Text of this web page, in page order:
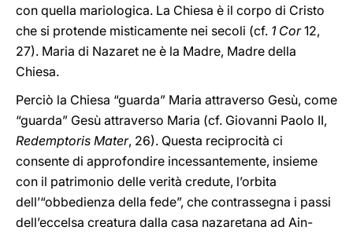
con quella mariologica. La Chiesa è il corpo di Cristo
che si protende misticamente nei secoli (cf. 1 Cor12,
27). Maria di Nazaret ne è la Madre, Madre della
Chiesa.
Perciò la Chiesa “guarda” Maria attraverso Gesù, come
“guarda” Gesù attraverso Maria (cf. Giovanni Paolo II,
Redemptoris Mater, 26). Questa reciprocità ci
consente di approfondire incessantemente, insieme
con il patrimonio delle verità credute, l’orbita
dell’“obbedienza della fede”, che contrassegna i passi
dell’eccelsa creatura dalla casa nazaretana ad Ain-